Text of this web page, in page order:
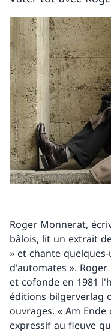
Roger Monnerat,
bâlois, lit un extrait
» et chante
d'automates ».
et cofonde en 1981
éditions bilgerverlag
ouvrages. « Am
expressif au fleuve